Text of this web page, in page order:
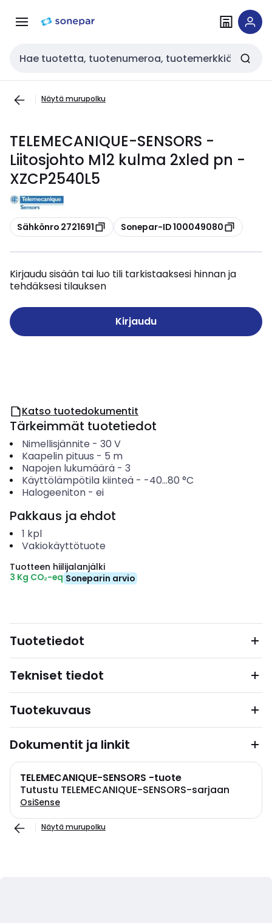
navigointiinsisältöön
Haku
Näytä murupolku
TELEMECANIQUE-SENSORS -
Liitosjohto M12 kulma 2xled pn -
XZCP2540L5
Kopioi
Sähkönro 2721691 Kopioi
Sonepar-ID 100049080
Kirjaudu sisään tai luo tili tarkistaaksesi hinnan ja
tehdäksesi tilauksen
Kirjaudu
Katso tuotedokumentit
Tärkeimmät tuotetiedot
Nimellisjännite - 30 V
Kaapelin pituus - 5 m
Napojen lukumäärä- 3
Käyttölämpötila kiinteä- -40...80 °C
Halogeeniton- ei
Pakkaus ja ehdot
1 kpl
Vakiokäyttötuote
Tuotteen hiilijalanjälki
3 Kg CO₂-eq Soneparin arvio
Tuotetiedot
Tekniset tiedot
Tuotekuvaus
Dokumentit ja linkit
TELEMECANIQUE-SENSORS -tuote
Tutustu TELEMECANIQUE-SENSORS-sarjaan
OsiSense
Näytä murupolku